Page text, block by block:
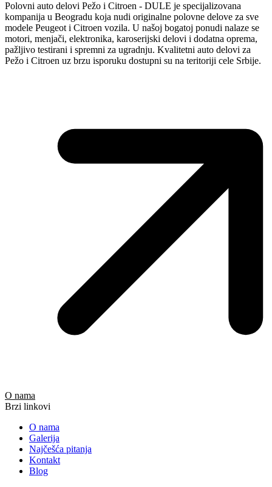
Polovni auto delovi Pežo i Citroen - DULE je specijalizovana
kompanija u Beogradu koja nudi originalne polovne delove za sve
modele Peugeot i Citroen vozila. U našoj bogatoj ponudi nalaze se
motori, menjači, elektronika, karoserijski delovi i dodatna oprema,
pažljivo testirani i spremni za ugradnju. Kvalitetni auto delovi za
Pežo i Citroen uz brzu isporuku dostupni su na teritoriji cele Srbije.
O nama
Brzi linkovi
O nama
Galerija
Najčešća pitanja
Kontakt
Blog